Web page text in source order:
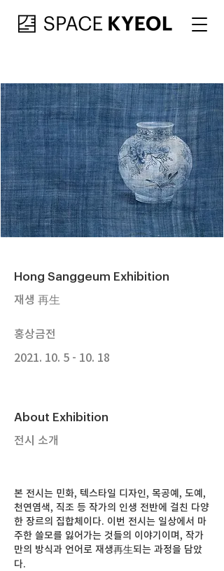
Hong Sanggeum Exhibition
재생 再生
홍상금전
2021. 10. 5 - 10. 18
About Exhibition
​전시 소개
본 전시는 민화, 텍스타일 디자인, 목공예, 도예,
천연염색, 직조 등 작가의 인생 전반에 걸친 다양
한 장르의 집합체이다. 이번 전시는 일상에서 마
주한 쓸모를 잃어가는 것들의 이야기이며, 작가
만의 방식과 언어로 재생再生되는 과정을 담았
다.